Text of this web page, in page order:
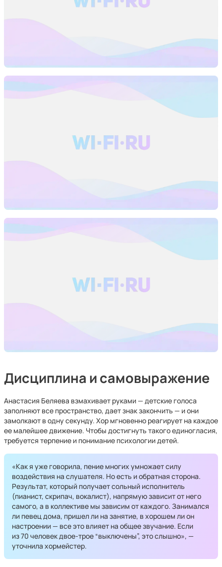
Дисциплина и самовыражение
Анастасия Беляева взмахивает руками — детские голоса
заполняют все пространство, дает знак закончить — и они
замолкают в одну секунду. Хор мгновенно реагирует на каждое
ее малейшее движение. Чтобы достигнуть такого единогласия,
требуется терпение и понимание психологии детей.
«Как я уже говорила, пение многих умножает силу
воздействия на слушателя. Но есть и обратная сторона.
Результат, который получает сольный исполнитель
(пианист, скрипач, вокалист), напрямую зависит от него
самого, а в коллективе мы зависим от каждого. Занимался
ли певец дома, пришел ли на занятие, в хорошем ли он
настроении — все это влияет на общее звучание. Если
из 70 человек двое-трое “выключены”, это слышно», —
уточнила хормейстер.